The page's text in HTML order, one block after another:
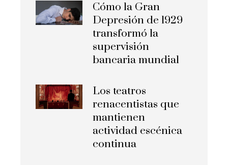
Cómo la Gran
Depresión de 1929
transformó la
supervisión
bancaria mundial
Los teatros
renacentistas que
mantienen
actividad escénica
continua